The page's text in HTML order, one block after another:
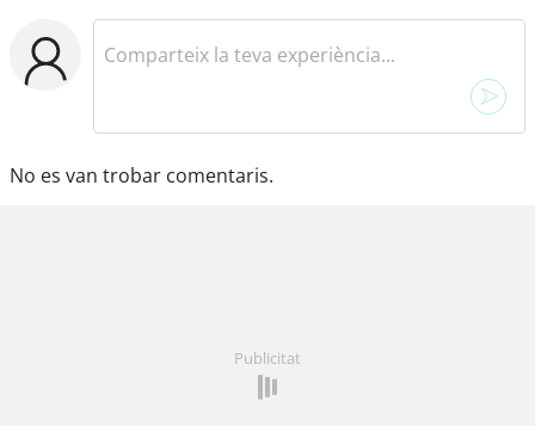
No es van trobar comentaris.
Publicitat